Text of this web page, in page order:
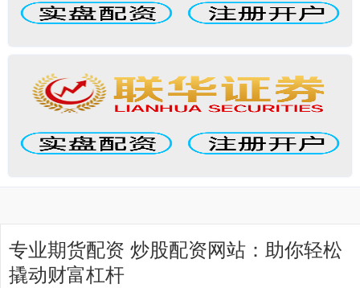
专业期货配资 炒股配资网站：助你轻松
撬动财富杠杆